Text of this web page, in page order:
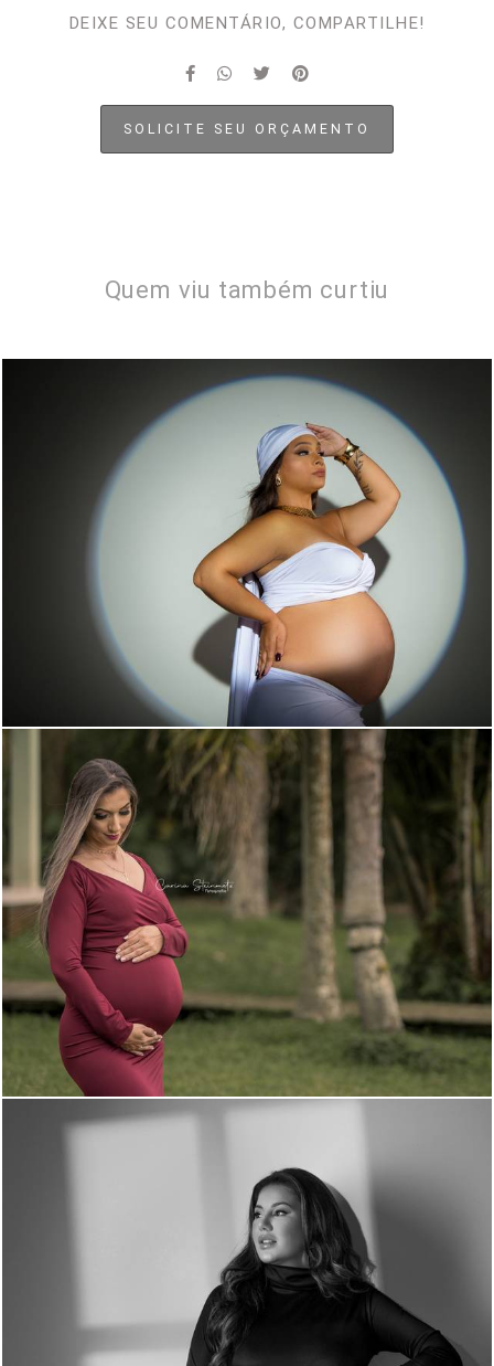
DEIXE SEU COMENTÁRIO, COMPARTILHE!
SOLICITE SEU ORÇAMENTO
Quem viu também curtiu
533 0
534